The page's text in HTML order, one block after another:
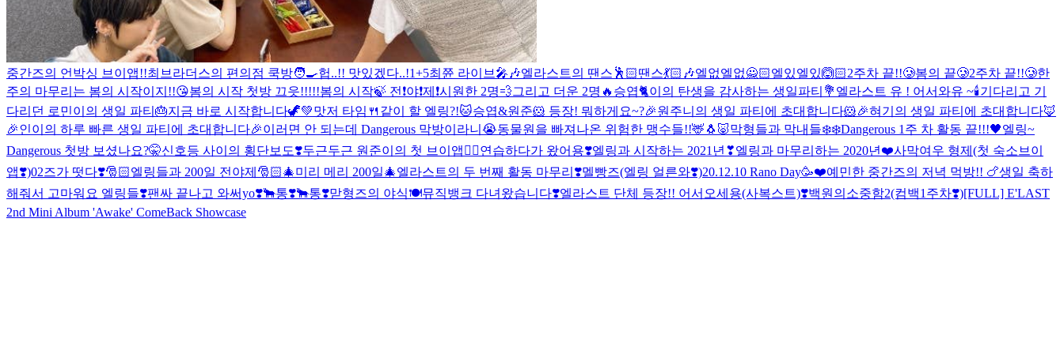
중간즈의 언박싱 브이앱!!최브라더스의 편의점 쿡방🧑‍🍳헙..!! 맛있겠다..!1+5최쮼 라이브🎤🎶엘라스트의 땐스🕺🏻땐스💃🏻🎶엘없엘없🙅🏻엘있엘있🙆🏻2주차 끝!!🥲봄의 끝🥲2주차 끝!!🥲한
주의 마무리는 봄의 시작이지!!😘봄의 시작 첫방 끄읏!!!!!봄의 시작🍃 전❗️야❗️제❗️시원한 2명💨그리고 더운 2명🔥 승엽🐈이의 탄생을 감사하는 생일파티💐 엘라스트 유 ! 어서와유 ~🕯기다리고 기
다리던 로민이의 생일 파티🎂지금 바로 시작합니다🦖💚맛저 타임🍴같이 할 엘링?!🐱승엽&원준🐹 등장! 뭐하게요~?🎉원주니의 생일 파티에 초대합니다🐹🎉혀기의 생일 파티에 초대합니다🦊
🎉인이의 하루 빠른 생일 파티에 초대합니다🎉이러면 안 되는데 Dangerous 막방이라니😭동물원을 빠져나온 위험한 맹수들!!🦌🐧🐷막형들과 막내들❄️❄️Dangerous 1주 차 활동 끝!!!🖤엘링~
Dangerous 첫방 보셨나요?🤫신호등 사이의 횡단보도❣️두근두근 원준이의 첫 브이앱✌🏻연습하다가 왔어용❣️엘링과 시작하는 2021년❣엘링과 마무리하는 2020년❤️사막여우 형제(첫 숙소브이
앱❣️)02즈가 떳다❣️🎅🏻엘링들과 200일 전야제🎅🏻🎄미리 메리 200일🎄엘라스트의 두 번째 활동 마무리❣️멜빵즈(엘링 얼른와❣️)20.12.10 Rano Day🥳❤️예민한 중간즈의 저녁 먹방!! 🍗생일 축하
해줘서 고마워요 엘링들❣️팬싸 끝나고 와써yo❣️🐂통❣️🐂통❣️맏형즈의 야식🍽뮤직뱅크 다녀왔습니다❣️엘라스트 단체 등장!! 어서오세용(사복스트)❣️백원의소중함2(컴백1주차❣️)[FULL] E'LAST
2nd Mini Album 'Awake' ComeBack Showcase